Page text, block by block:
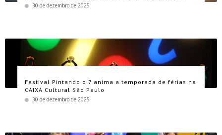
30 de dezembro de 2025
Festival Pintando o 7 anima a temporada de férias na
CAIXA Cultural São Paulo
30 de dezembro de 2025